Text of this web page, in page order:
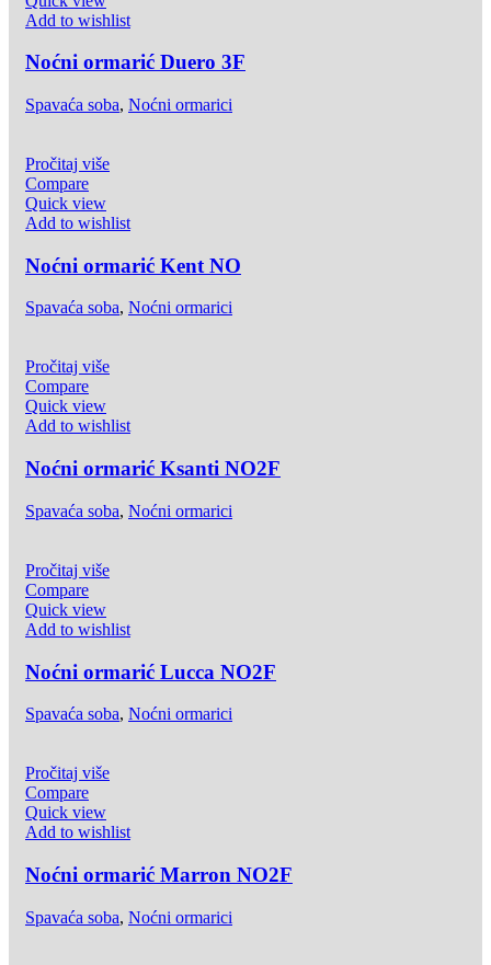
Add to wishlist
Noćni ormarić Duero 3F
Spavaća soba, Noćni ormarici
Pročitaj više
Compare
Quick view
Add to wishlist
Noćni ormarić Kent NO
Spavaća soba, Noćni ormarici
Pročitaj više
Compare
Quick view
Add to wishlist
Noćni ormarić Ksanti NO2F
Spavaća soba, Noćni ormarici
Pročitaj više
Compare
Quick view
Add to wishlist
Noćni ormarić Lucca NO2F
Spavaća soba, Noćni ormarici
Pročitaj više
Compare
Quick view
Add to wishlist
Noćni ormarić Marron NO2F
Spavaća soba, Noćni ormarici